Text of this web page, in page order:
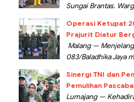
Sungai Brantas.
Operasi Ketupat
Prajurit Diatur
Malang —
083/Baladhika Jaya
Sinergi TNI dan
Pemulihan
Lumajang —